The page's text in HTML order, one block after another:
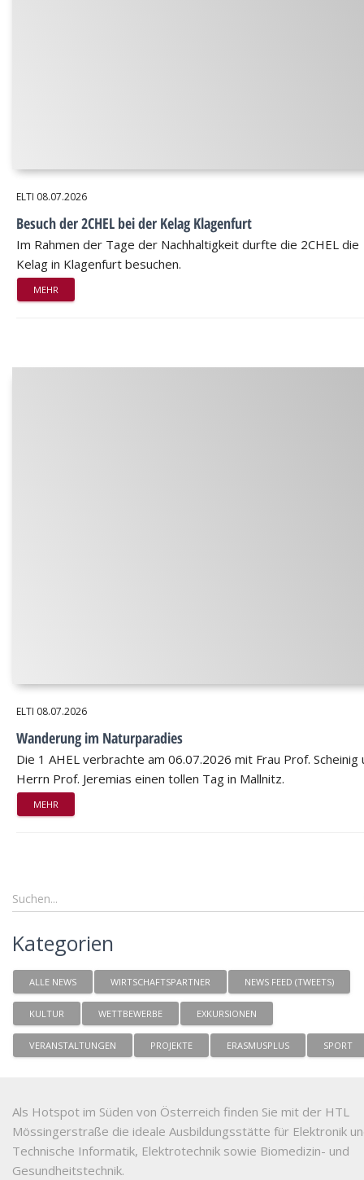
ELTI 08.07.2026
Besuch der 2CHEL bei der Kelag Klagenfurt
Im Rahmen der Tage der Nachhaltigkeit durfte die 2CHEL die
Kelag in Klagenfurt besuchen.
MEHR
ELTI 08.07.2026
Wanderung im Naturparadies
Die 1 AHEL verbrachte am 06.07.2026 mit Frau Prof. Scheinig
Herrn Prof. Jeremias einen tollen Tag in Mallnitz.
MEHR
Kategorien
ALLE NEWS WIRTSCHAFTSPARTNER NEWS FEED (TWEETS)
KULTUR WETTBEWERBE EXKURSIONEN
VERANSTALTUNGEN PROJEKTE ERASMUSPLUS SPORT
Als Hotspot im Süden von Österreich finden Sie mit der HTL
Mössingerstraße die ideale Ausbildungsstätte für Elektronik
Technische Informatik, Elektrotechnik sowie Biomedizin- und
Gesundheitstechnik.